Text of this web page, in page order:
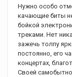
Нужно особо
качающие биты
бойкой
треками. Нет
зажечь толпу
постоянно, его
концертах,
Своей